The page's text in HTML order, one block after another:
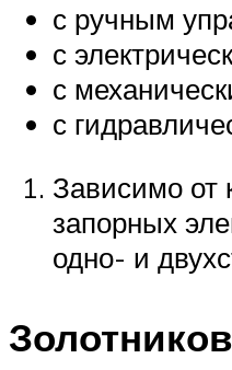
с ручным
с
с
с
Зависимо от
запорных
одно- и